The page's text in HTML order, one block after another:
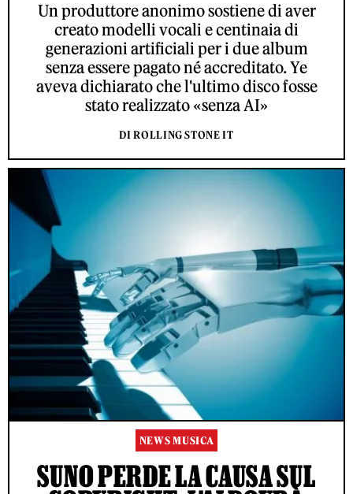
Un produttore anonimo sostiene di aver
creato modelli vocali e centinaia di
generazioni artificiali per i due album
senza essere pagato né accreditato. Ye
aveva dichiarato che l'ultimo disco fosse
stato realizzato «senza AI»
DI ROLLING STONE IT
NEWS MUSICA
SUNO PERDE LA CAUSA SUL